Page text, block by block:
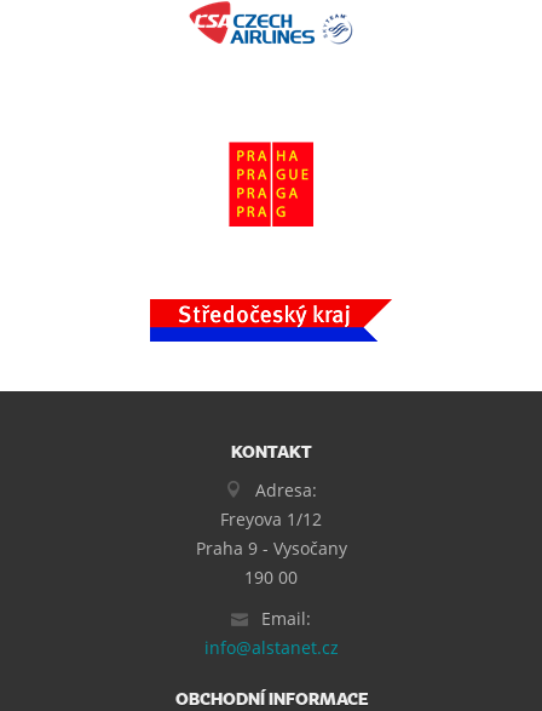
KONTAKT
Adresa:
Freyova 1/12
Praha 9 - Vysočany
190 00
Email:
info@alstanet.cz
OBCHODNÍ INFORMACE